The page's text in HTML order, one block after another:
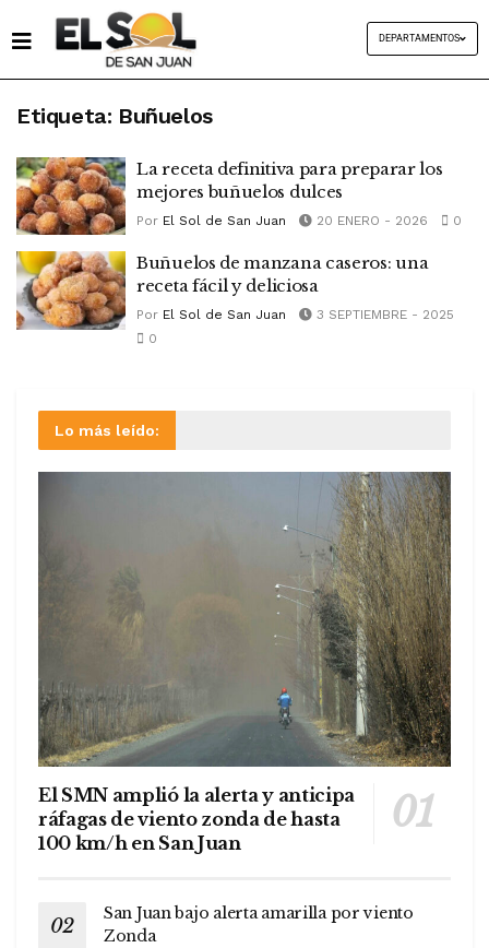
DEPARTAMENTOS
Etiqueta: Buñuelos
La receta definitiva para preparar los
mejores buñuelos dulces
Por El Sol de San Juan 20 ENERO - 2026 0
Buñuelos de manzana caseros: una
receta fácil y deliciosa
Por El Sol de San Juan
3 SEPTIEMBRE - 2025
0
Lo más leído:
El SMN amplió la alerta y anticipa
ráfagas de viento zonda de hasta
100 km/h en San Juan
San Juan bajo alerta amarilla por viento
Zonda